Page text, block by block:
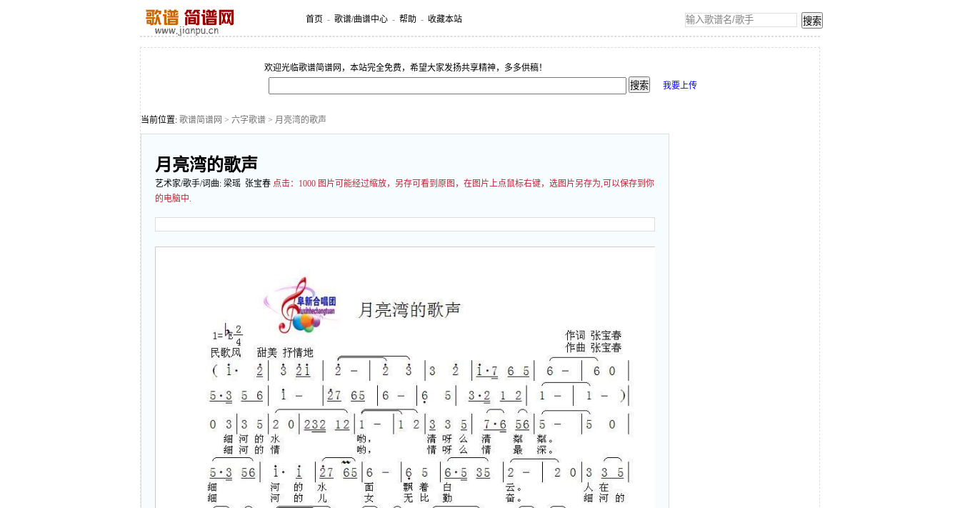
首页 - 歌谱/曲谱中心 - 帮助 - 收藏本站
欢迎光临歌谱简谱网，本站完全免费，希望大家发扬共享精神，多多供稿！
我要上传
当前位置: 歌谱简谱网 > 六字歌谱 > 月亮湾的歌声
月亮湾的歌声
艺术家/歌手/词曲: 梁瑶 张宝春 点击： 1000 图片可能经过缩放，另存可看到原图，在图片上点鼠标右键，选图片另存为,可以保存到你
的电脑中.